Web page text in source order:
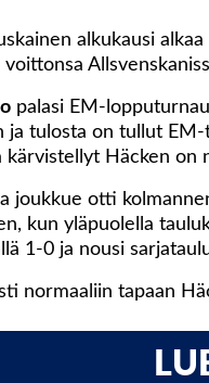
alkukausi
palasi EM-
ja tulosta on tullut EM-
kärvistellyt Häcken on
joukkue otti
kun yläpuolella
1-0 ja nousi
normaaliin tapaan